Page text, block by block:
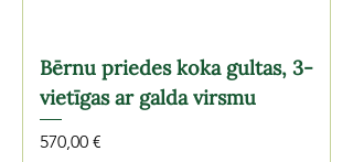
Bērnu priedes koka gultas, 3-
vietīgas ar galda virsmu
Cena
570,00 €